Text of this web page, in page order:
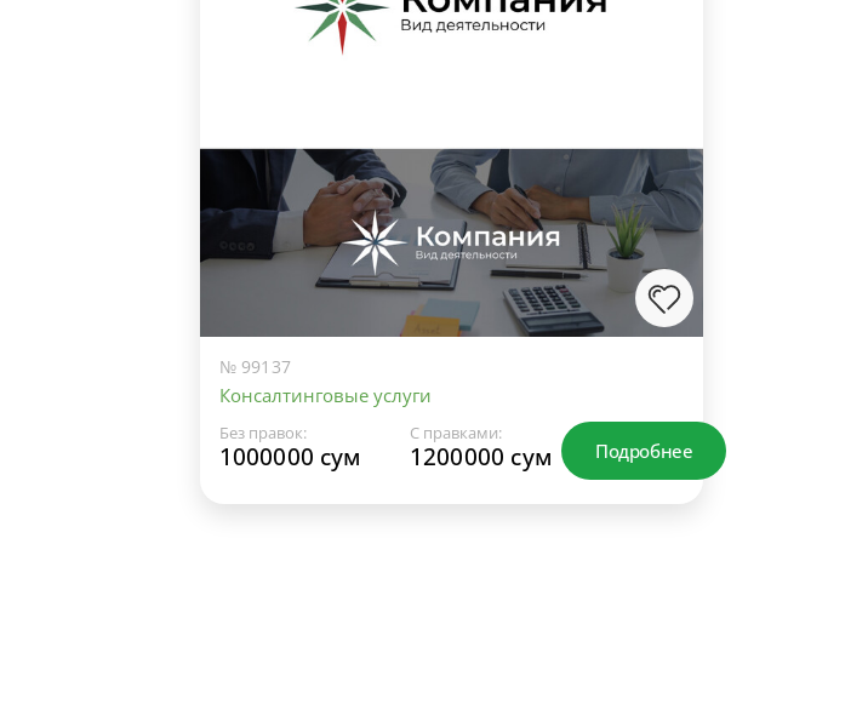
№ 99137
Консалтинговые услуги
Без правок:
1000000 сум
С правками:
1200000 сум Подробнее